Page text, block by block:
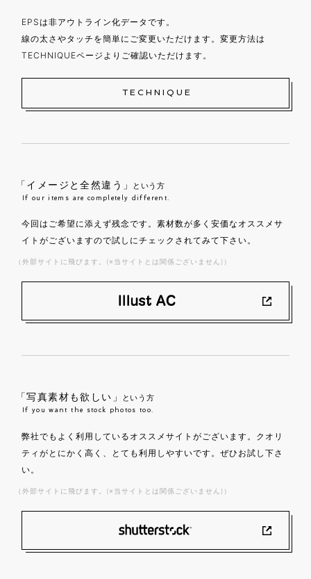
EPSは非アウトライン化データです。
線の太さやタッチを簡単にご変更いただけます。変更方法は
TECHNIQUEページよりご確認いただけます。
TECHNIQUE
「イメージと全然違う」 という方
If our items are completely different.
今回はご希望に添えず残念です。素材数が多く安価なオススメサ
イトがございますので試しにチェックされてみて下さい。
（外部サイトに飛びます。(※当サイトとは関係ございません)）
「写真素材も欲しい」 という方
If you want the stock photos too.
弊社でもよく利用しているオススメサイトがございます。クオリ
ティがとにかく高く、とても利用しやすいです。ぜひお試し下さ
い。
（外部サイトに飛びます。(※当サイトとは関係ございません)）